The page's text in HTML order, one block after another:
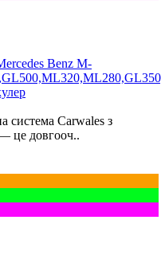
Benz M-
система Carwales з
це довгооч..